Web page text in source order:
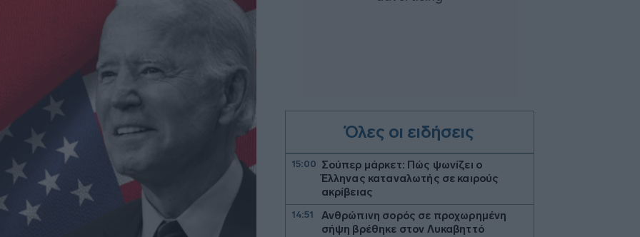
Όλες οι ειδήσεις
15:00 Σούπερ μάρκετ: Πώς ψωνίζει ο
Έλληνας καταναλωτής σε καιρούς
ακρίβειας
14:51
Ανθρώπινη σορός σε προχωρημένη
σήψη βρέθηκε στον Λυκαβηττό